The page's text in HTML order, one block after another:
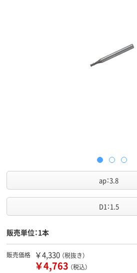
ap：3.8
D1：1.5
販売単位：1本
販売価格 ￥4,330 （税抜き）
￥4,763 （税込）